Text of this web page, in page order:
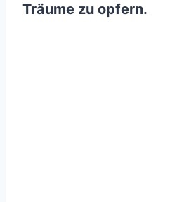
Träume zu opfern.